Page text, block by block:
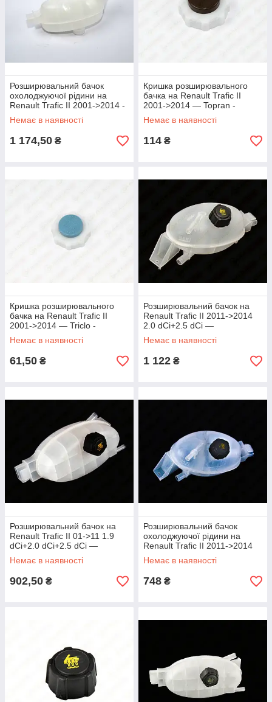
Розширювальний бачок
охолоджуючої рідини на
Renault Trafic II 2001->2014 -
Metalcaucho (Іспанія) -
MC03664
Немає в наявності
1 174,50 ₴
Кришка розширювального
бачка на Renault Trafic II
2001->2014 — Topran -
HP700431
Немає в наявності
114 ₴
Кришка розширювального
бачка на Renault Trafic II
2001->2014 — Triclo -
TRI311.350
Немає в наявності
61,50 ₴
Розширювальний бачок на
Renault Trafic II 2011->2014
2.0 dCi+2.5 dCi —
AutoTechteile - 5110122
Немає в наявності
1 122 ₴
Розширювальний бачок на
Renault Trafic II 01->11 1.9
dCi+2.0 dCi+2.5 dCi —
AutoTechteile - 5110123
Немає в наявності
902,50 ₴
Розширювальний бачок
охолоджуючої рідини на
Renault Trafic II 2011->2014
2.0 dCi+2.5 dCi — UCEL -
10895
Немає в наявності
748 ₴